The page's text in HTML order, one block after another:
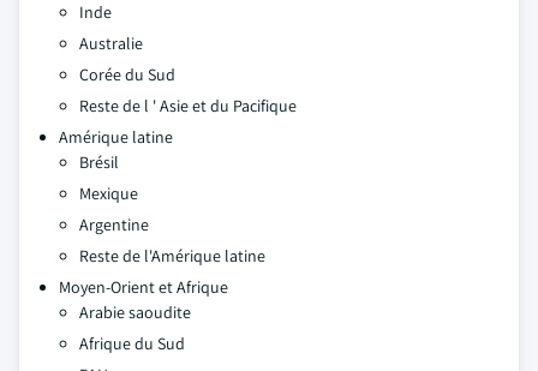
Inde
Australie
Corée du Sud
Reste de l ' Asie et du Pacifique
Amérique latine
Brésil
Mexique
Argentine
Reste de l'Amérique latine
Moyen-Orient et Afrique
Arabie saoudite
Afrique du Sud